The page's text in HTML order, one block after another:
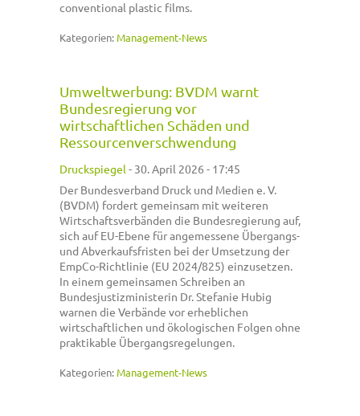
conventional plastic films.
Kategorien: Management-News
Umweltwerbung: BVDM warnt
Bundesregierung vor
wirtschaftlichen Schäden und
Ressourcenverschwendung
Druckspiegel - 30. April 2026 - 17:45
Der Bundesverband Druck und Medien e. V.
(BVDM) fordert gemeinsam mit weiteren
Wirtschaftsverbänden die Bundesregierung auf,
sich auf EU-Ebene für angemessene Übergangs-
und Abverkaufsfristen bei der Umsetzung der
EmpCo-Richtlinie (EU 2024/825) einzusetzen.
In einem gemeinsamen Schreiben an
Bundesjustizministerin Dr. Stefanie Hubig
warnen die Verbände vor erheblichen
wirtschaftlichen und ökologischen Folgen ohne
praktikable Übergangsregelungen.
Kategorien: Management-News